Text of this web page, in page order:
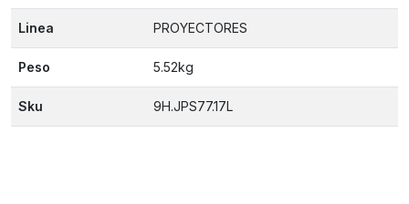
Linea PROYECTORES
Peso 5.52kg
Sku 9H.JPS77.17L